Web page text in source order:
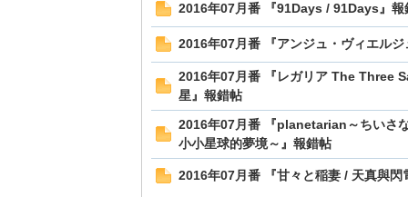
2016年07月番 『91Days / 91Days』報
2016年07月番 『アンジュ・ヴィエルジ
2016年07月番 『レガリア The Three
星』報錯帖
2016年07月番 『planetarian～ちいさ
小小星球的夢境～』報錯帖
2016年07月番 『甘々と稲妻 / 天真與閃